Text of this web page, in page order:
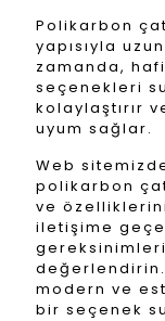
Polikarbon
yapısıyla
zamanda,
seçenekleri
kolaylaştırır
uyum sağlar.
Web
polikarbon
ve
iletişime
modern ve
bir seçenek